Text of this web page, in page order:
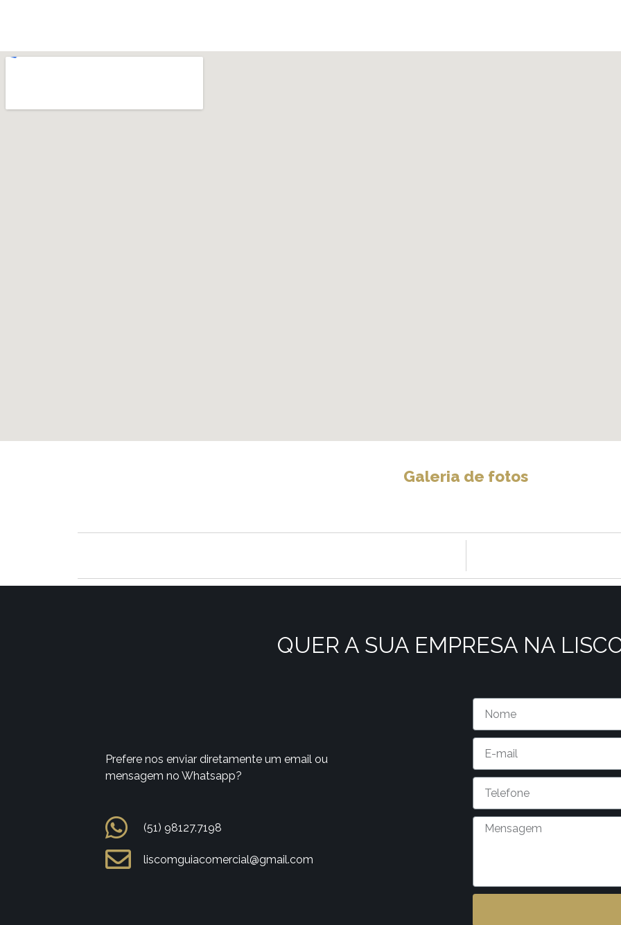
Galeria de fotos
QUER A SUA EMPRESA NA
Prefere nos enviar diretamente um email ou
mensagem no Whatsapp?
(51) 98127.7198
liscomguiacomercial@gmail.com